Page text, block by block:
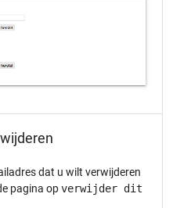
dat u wilt verwijderen
pagina opverwijder dit